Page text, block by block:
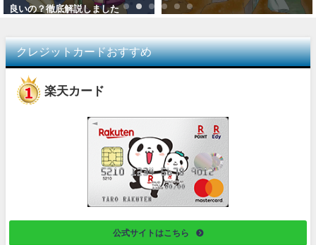
良いの？徹底解説しました
クレジットカードおすすめ
楽天カード
公式サイトはこちら